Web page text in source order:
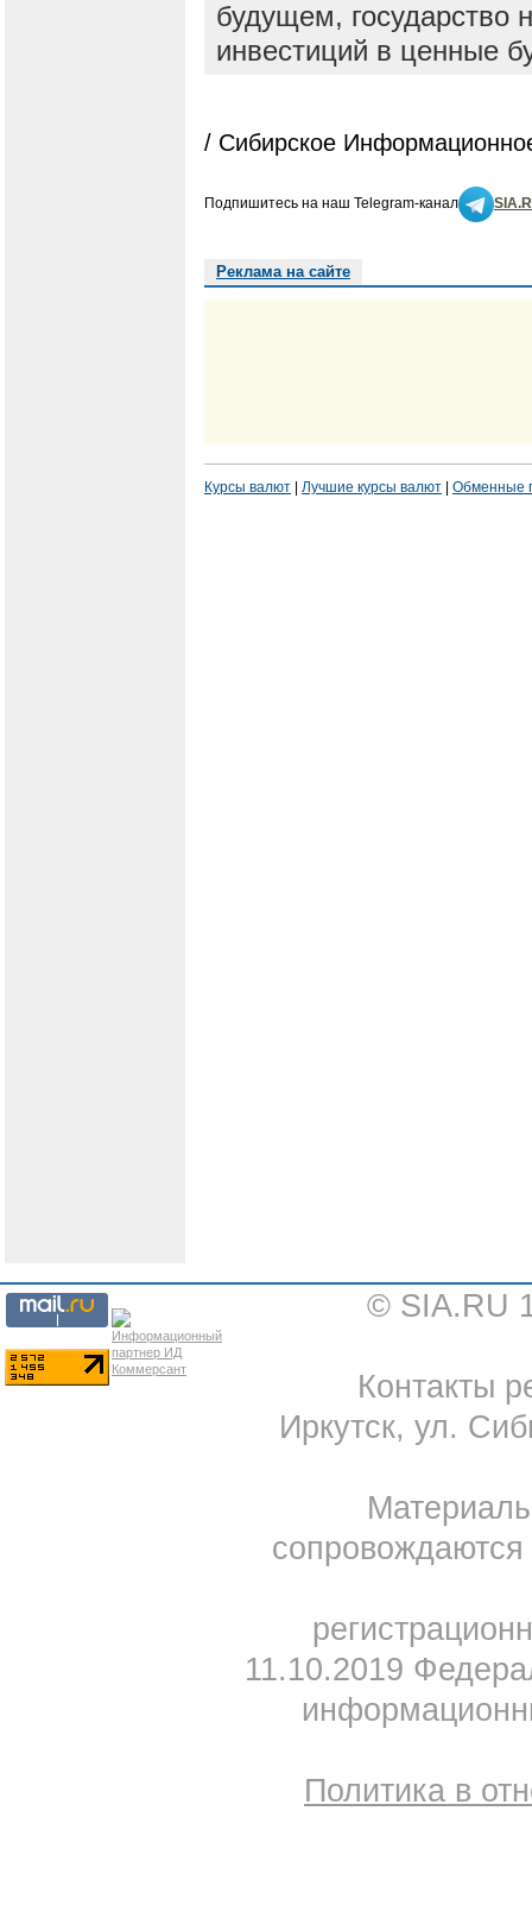
будущем, государство
инвестиций в ценные
/ Сибирское
Подпишитесь на наш Telegram-канал
Реклама на сайте
Курсы валют Лучшие курсы валют Обменные
© SIA.RU
Контакты
Иркутск, ул.
11.10.2019
Политика в